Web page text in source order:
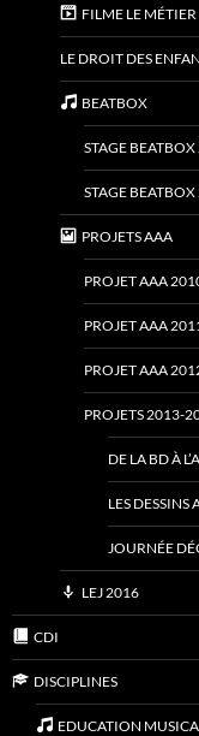
FILME LE
LE DROIT DES
BEATBOX
STAGE
STAGE
PROJETS AAA
PROJET AAA
PROJET AAA
PROJET AAA
PROJETS 2013-
DE LA BD À
LES
JOURNÉE
LEJ 2016
CDI
DISCIPLINES
EDUCATION